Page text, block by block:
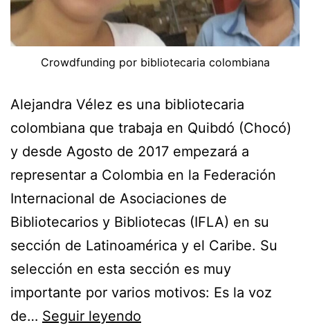
Crowdfunding por bibliotecaria colombiana
Alejandra Vélez es una bibliotecaria
colombiana que trabaja en Quibdó (Chocó)
y desde Agosto de 2017 empezará a
representar a Colombia en la Federación
Internacional de Asociaciones de
Bibliotecarios y Bibliotecas (IFLA) en su
sección de Latinoamérica y el Caribe. Su
selección en esta sección es muy
importante por varios motivos: Es la voz
de… Seguir leyendo